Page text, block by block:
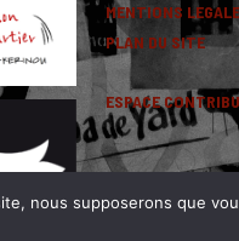
MENTIONS
PLAN DU SITE
ESPACE
nous supposerons que